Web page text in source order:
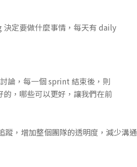
定要做什麼事情，每天有 daily
論，每一個 sprint 結束後，則
，哪些可以更好，讓我們在前
，增加整個團隊的透明度，減少溝通